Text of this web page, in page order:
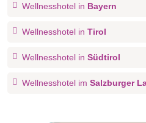
Wellnesshotel in Bayern
Wellnesshotel in Tirol
Wellnesshotel in Südtirol
Wellnesshotel im Salzburger